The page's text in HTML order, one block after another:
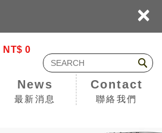
×
NT$ 0
News
最新消息
Contact
聯絡我們